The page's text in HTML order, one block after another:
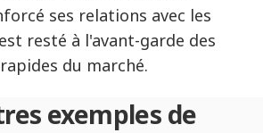
ses relations avec les
resté à l'avant-garde des
du marché.
exemples de